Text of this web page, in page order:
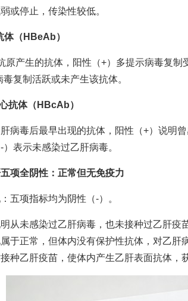
或停止，传染性较低。
体（HBeAb）
产生的抗体，阳性（+）多提示病毒复制
毒复制活跃或未产生该抗体。
抗体（HBcAb）
毒后最早出现的抗体，阳性（+）说明曾
表示未感染过乙肝病毒。
项全阴性：正常但无免疫力
项指标均为阴性（-）。
未感染过乙肝病毒，也未接种过乙肝疫
于正常，但体内没有保护性抗体，对乙肝
种乙肝疫苗，使体内产生乙肝表面抗体，